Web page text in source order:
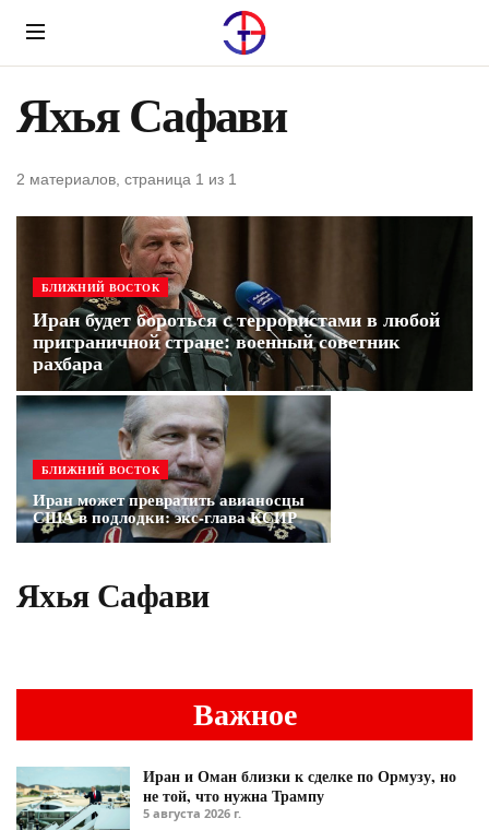
Menu
Яхья Сафави
2 материалов, страница 1 из 1
БЛИЖНИЙ ВОСТОК
Иран будет бороться с террористами в любой
приграничной стране: военный советник
рахбара
БЛИЖНИЙ ВОСТОК
Иран может превратить авианосцы
США в подлодки: экс-глава КСИР
Яхья Сафави
Важное
Иран и Оман близки к сделке по Ормузу, но
не той, что нужна Трампу
5 августа 2026 г.